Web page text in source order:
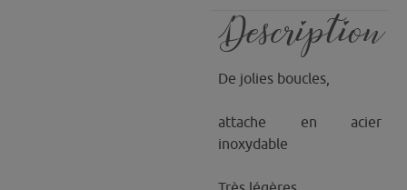
Description
De jolies boucles,
attache en acier
inoxydable